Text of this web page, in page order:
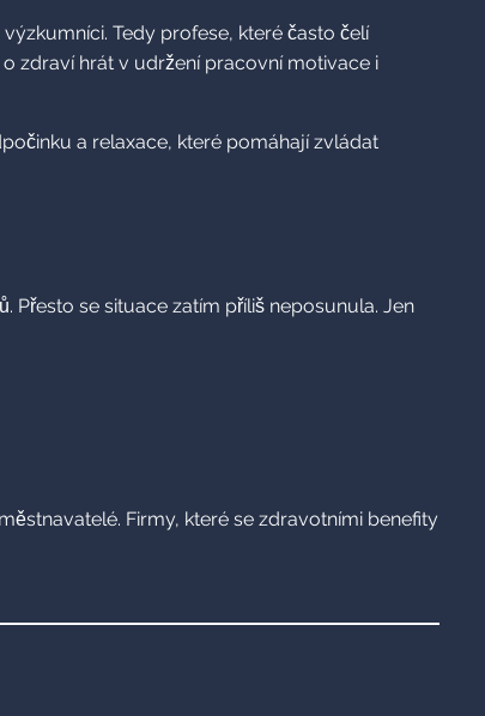
Tedy profese, které často čelí
zdraví hrát v udržení pracovní motivace i
a relaxace, které pomáhají zvládat
Přesto se situace zatím příliš neposunula. Jen
Firmy, které se zdravotními benefity